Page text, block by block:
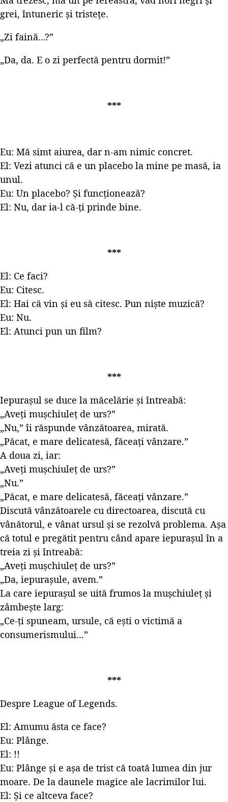
grei, întuneric și tristețe.
„Zi faină...?”
„Da, da. E o zi perfectă pentru dormit!”
***
Eu: Mă simt aiurea, dar n-am nimic concret.
El: Vezi atunci că e un placebo la mine pe masă, ia
unul.
Eu: Un placebo? Și funcționează?
El: Nu, dar ia-l că-ți prinde bine.
***
El: Ce faci?
Eu: Citesc.
El: Hai că vin și eu să citesc. Pun niște muzică?
Eu: Nu.
El: Atunci pun un film?
***
Iepurașul se duce la măcelărie și întreabă:
„Aveți mușchiuleț de urs?”
„Nu,” îi răspunde vânzătoarea, mirată.
„Păcat, e mare delicatesă, făceați vânzare.”
A doua zi, iar:
„Aveți mușchiuleț de urs?”
„Nu.”
„Păcat, e mare delicatesă, făceați vânzare.”
Discută vânzătoarele cu directoarea, discută cu
vânătorul, e vânat ursul și se rezolvă problema. Așa
că totul e pregătit pentru când apare iepurașul în a
treia zi și întreabă:
„Aveți mușchiuleț de urs?”
„Da, iepurașule, avem.”
La care iepurașul se uită frumos la mușchiuleț și
zâmbește larg:
„Ce-ți spuneam, ursule, că ești o victimă a
consumerismului...”
***
Despre League of Legends.
El: Amumu ăsta ce face?
Eu: Plânge.
El: !!
Eu: Plânge și e așa de trist că toată lumea din jur
moare. De la daunele magice ale lacrimilor lui.
El: Și ce altceva face?